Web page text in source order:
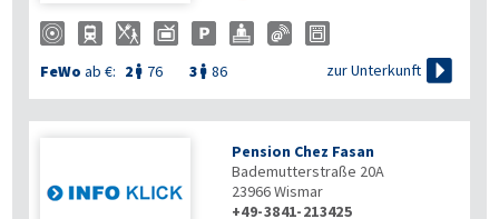
FeWo ab €: 2  76 3  86 zur Unterkunft 
Pension Chez Fasan
Bademutterstraße 20A
23966Wismar
+49-3841-213425